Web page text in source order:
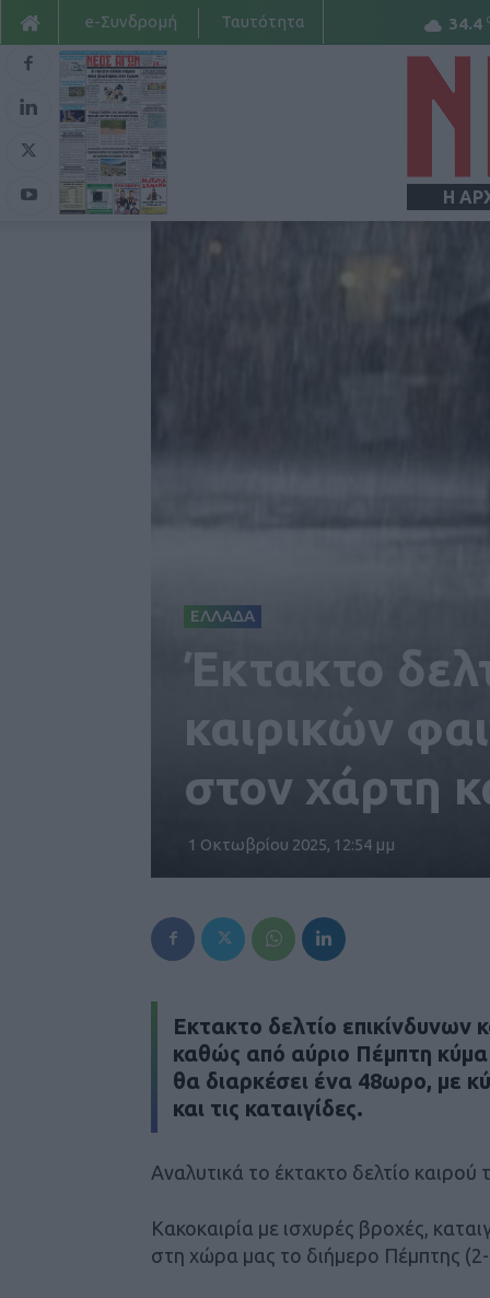
34.4 C
e-Συνδρομή Ταυτότητα
Η
ΕΛΛΑΔΑ
Έκτακτο
καιρικών
στον χάρτη
1 Οκτωβρίου 2025, 12:54 μμ
Εκτακτο δελτίο
καθώς από αύριο Πέμπτη
θα διαρκέσει ένα 48ωρο, με
και τις καταιγίδες.
Αναλυτικά το έκτακτο δελτίο καιρού
Κακοκαιρία με ισχυρές βροχές,
στη χώρα μας το διήμερο Πέμπτης